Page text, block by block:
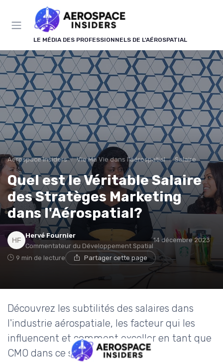
LE MÉDIA DES PROFESSIONNELS DE L'AÉROSPATIAL
Aerospace Insiders Vie Ma Vie dans l'aérospatial Salaire
Quel est le Véritable Salaire
des Stratèges Marketing
dans l'Aérospatial?
Hervé Fournier
Commentateur du Développement Spatial
14 décembre 2023
9 min de lecture Partager cette page
Découvrez les subtilités des salaires dans
l'industrie aérospatiale, les facteur qui les
influencent et comment exceller en tant que
CMO dans ce secteur.
Panneau de gestion des cookies